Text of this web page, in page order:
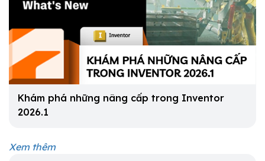
Khám phá những nâng cấp trong Inventor
2026.1
Xem thêm